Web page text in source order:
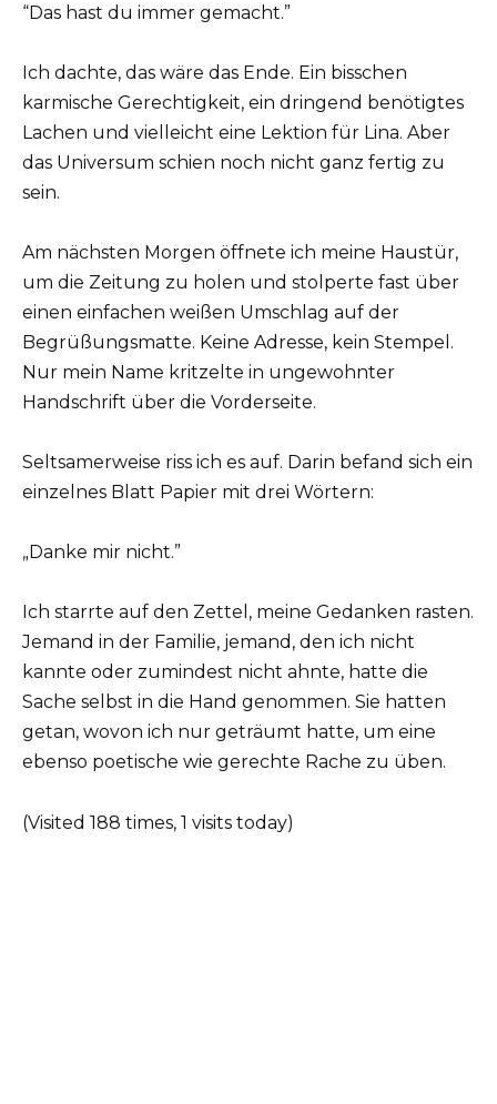
“Das hast du immer gemacht.”
Ich dachte, das wäre das Ende. Ein bisschen
karmische Gerechtigkeit, ein dringend benötigtes
Lachen und vielleicht eine Lektion für Lina. Aber
das Universum schien noch nicht ganz fertig zu
sein.
Am nächsten Morgen öffnete ich meine Haustür,
um die Zeitung zu holen und stolperte fast über
einen einfachen weißen Umschlag auf der
Begrüßungsmatte. Keine Adresse, kein Stempel.
Nur mein Name kritzelte in ungewohnter
Handschrift über die Vorderseite.
Seltsamerweise riss ich es auf. Darin befand sich ein
einzelnes Blatt Papier mit drei Wörtern:
„Danke mir nicht.”
Ich starrte auf den Zettel, meine Gedanken rasten.
Jemand in der Familie, jemand, den ich nicht
kannte oder zumindest nicht ahnte, hatte die
Sache selbst in die Hand genommen. Sie hatten
getan, wovon ich nur geträumt hatte, um eine
ebenso poetische wie gerechte Rache zu üben.
(Visited 188 times, 1 visits today)